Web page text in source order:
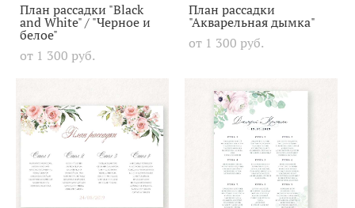
План рассадки "Black
and White" / "Черное и
белое"
от 1 300 pуб.
План рассадки
"Акварельная дымка"
от 1 300 pуб.